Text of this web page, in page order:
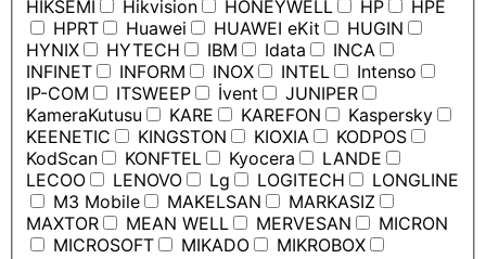
HIKSEMI
Hikvision HONEYWELL HP
HPE
HPRT
Huawei HUAWEI eKit
HUGIN
HYNIX
HYTECH IBM Idata
INCA
INFINET
INFORM INOX INTEL
Intenso
IP-COM
ITSWEEP İvent
JUNIPER
KameraKutusu
KARE KAREFON
Kaspersky
KEENETIC
KINGSTON KIOXIA
KODPOS
KodScan
KONFTEL Kyocera
LANDE
LECOO
LENOVO Lg LOGITECH
LONGLINE
M3 Mobile
MAKELSAN
MARKASIZ
MAXTOR
MEAN WELL MERVESAN
MICRON
MICROSOFT
MIKADO
MIKROBOX